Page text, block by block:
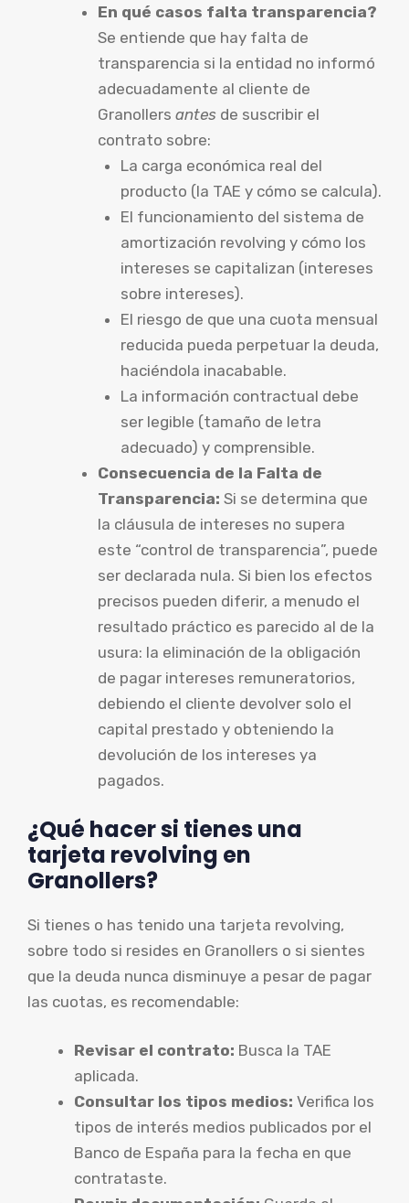
En qué casos falta transparencia?
Se entiende que hay falta de
transparencia si la entidad no informó
adecuadamente al cliente de
Granollers antes de suscribir el
contrato sobre:
La carga económica real del
producto (la TAE y cómo se calcula).
El funcionamiento del sistema de
amortización revolving y cómo los
intereses se capitalizan (intereses
sobre intereses).
El riesgo de que una cuota mensual
reducida pueda perpetuar la deuda,
haciéndola inacabable.
La información contractual debe
ser legible (tamaño de letra
adecuado) y comprensible.
Consecuencia de la Falta de
Transparencia: Si se determina que
la cláusula de intereses no supera
este “control de transparencia”, puede
ser declarada nula. Si bien los efectos
precisos pueden diferir, a menudo el
resultado práctico es parecido al de la
usura: la eliminación de la obligación
de pagar intereses remuneratorios,
debiendo el cliente devolver solo el
capital prestado y obteniendo la
devolución de los intereses ya
pagados.
¿Qué hacer si tienes una
tarjeta revolving en
Granollers?
Si tienes o has tenido una tarjeta revolving,
sobre todo si resides en Granollers o si sientes
que la deuda nunca disminuye a pesar de pagar
las cuotas, es recomendable:
Revisar el contrato: Busca la TAE
aplicada.
Consultar los tipos medios: Verifica los
tipos de interés medios publicados por el
Banco de España para la fecha en que
contrataste.